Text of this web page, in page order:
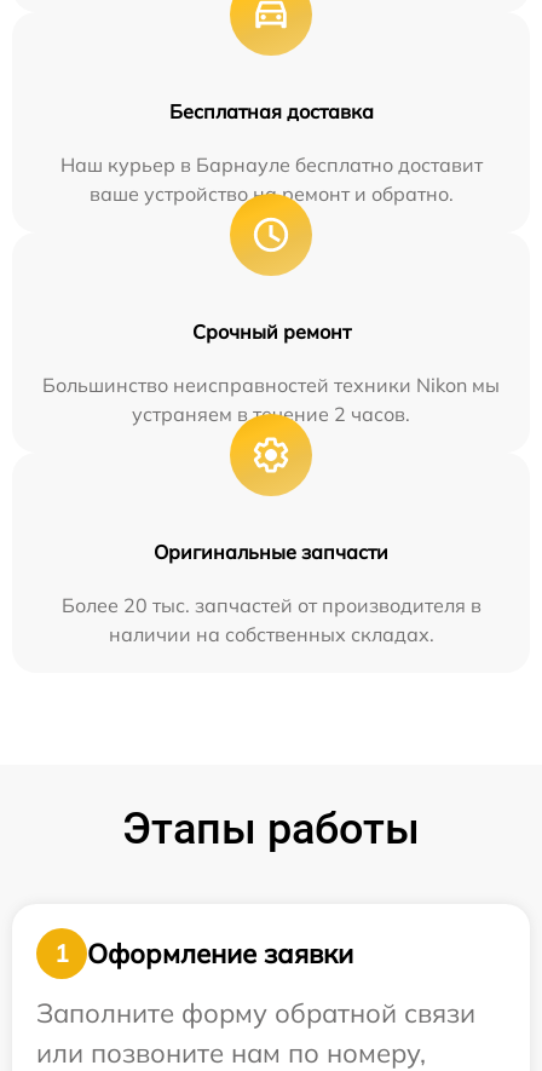
Бесплатная доставка
Наш курьер в Барнауле бесплатно доставит
ваше устройство на ремонт и обратно.
Срочный ремонт
Большинство неисправностей техники Nikon мы
устраняем в течение 2 часов.
Оригинальные запчасти
Более 20 тыс. запчастей от производителя в
наличии на собственных складах.
Этапы работы
1
Оформление заявки
Заполните форму обратной связи
или позвоните нам по номеру,